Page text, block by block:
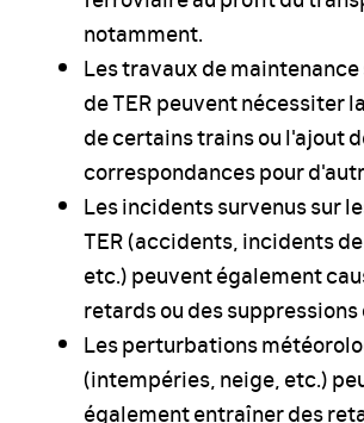
notamment.
Les travaux de
de TER peuvent nécessiter
de certains trains ou l'ajout
correspondances pour
Les incidents survenus sur
TER (accidents, incidents
etc.) peuvent également
retards ou des suppressions
Les perturbations
(intempéries, neige, etc.)
également entraîner des